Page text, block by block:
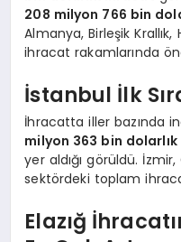
208 milyon 766 bin
Almanya, Birleşik Krallık,
ihracat rakamlarında
İstanbul İlk
İhracatta iller bazında
milyon 363 bin
yer aldığı görüldü.
sektördeki toplam
Elazığ